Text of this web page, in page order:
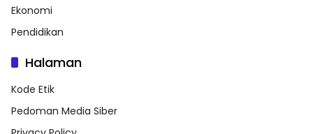
Ekonomi
Pendidikan
Halaman
Kode Etik
Pedoman Media Siber